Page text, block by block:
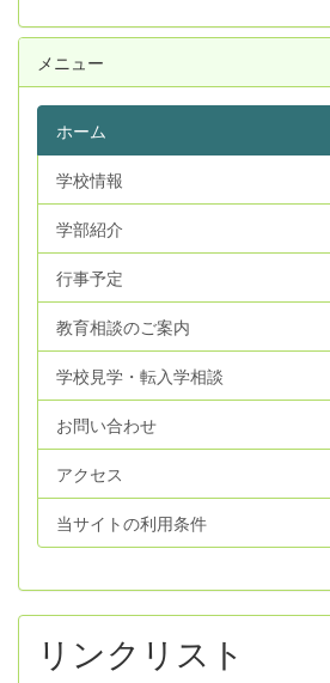
メニュー
ホーム
学校情報
学部紹介
行事予定
教育相談のご案内
学校見学・転入学相談
お問い合わせ
アクセス
当サイトの利用条件
リンクリスト